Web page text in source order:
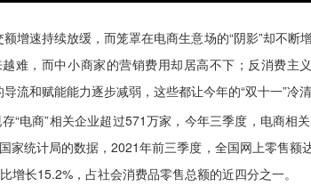
增速持续放缓，而笼罩在电商生意场的“阴影”却不断
难，而中小商家的营销费用却居高不下；反消费主
流和赋能能力逐步减弱，这些都让今年的“双十一”冷清
“电商”相关企业超过571万家，今年三季度，电商相
家统计局的数据，2021年前三季度，全国网上零售
增长15.2%，占社会消费品零售总额的近四分之一。